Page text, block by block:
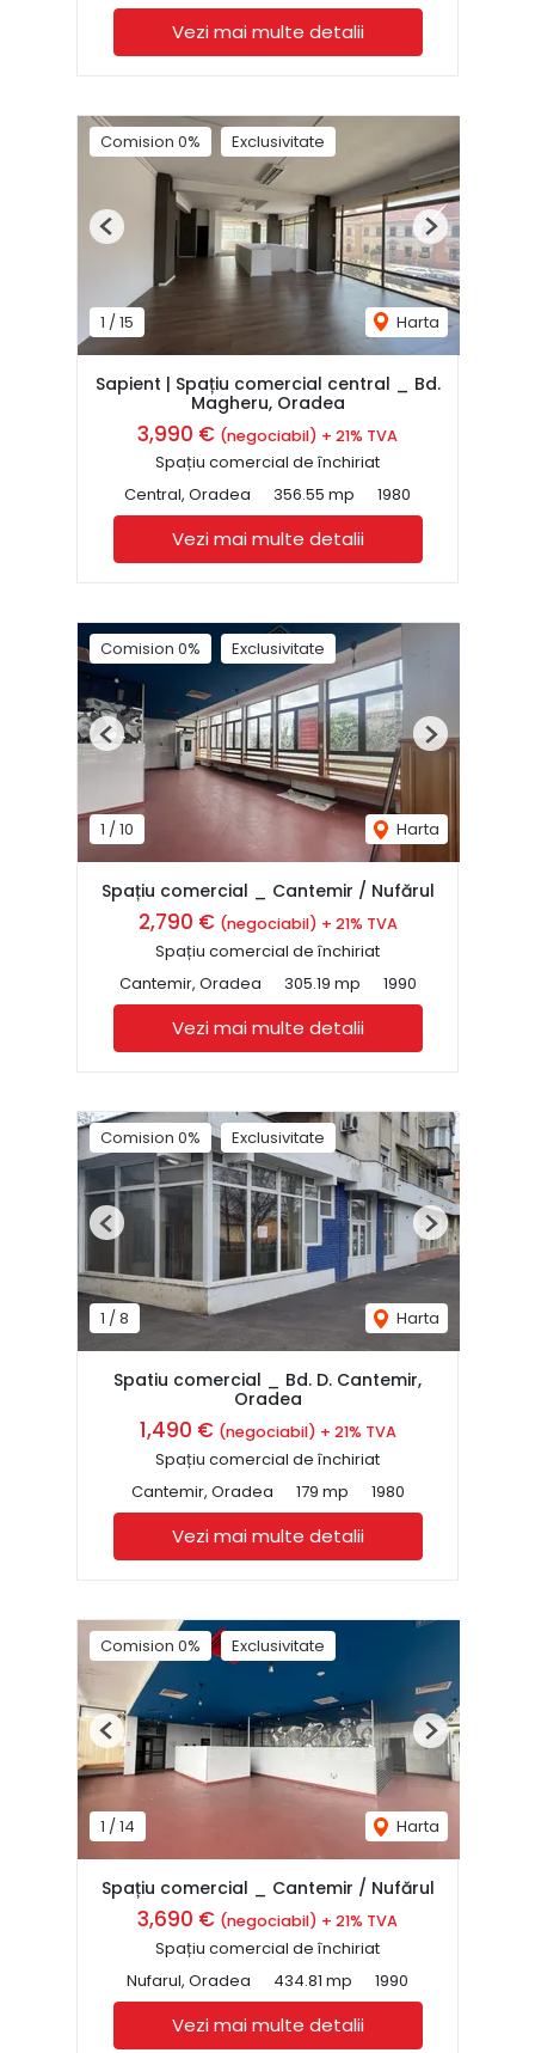
Vezi mai multe detalii
Comision 0% Exclusivitate
1 /15 Harta
Previous Next
Sapient | Spațiu comercial central _ Bd.
Magheru, Oradea
3,990 € (negociabil) + 21% TVA
Spațiu comercial de închiriat
Central, Oradea
356.55 mp 1980
Vezi mai multe detalii
Comision 0% Exclusivitate
1 / 10 Harta
Previous Next
Spațiu comercial _ Cantemir / Nufărul
2,790 € (negociabil) + 21% TVA
Spațiu comercial de închiriat
Cantemir, Oradea
305.19 mp 1990
Vezi mai multe detalii
Comision 0% Exclusivitate
1 / 8 Harta
Previous Next
Spatiu comercial _ Bd. D. Cantemir,
Oradea
1,490 € (negociabil) + 21% TVA
Spațiu comercial de închiriat
Cantemir, Oradea
179 mp 1980
Vezi mai multe detalii
Comision 0% Exclusivitate
1 /14 Harta
Previous Next
Spațiu comercial _ Cantemir / Nufărul
3,690 € (negociabil) + 21% TVA
Spațiu comercial de închiriat
Nufarul, Oradea
434.81 mp 1990
Vezi mai multe detalii